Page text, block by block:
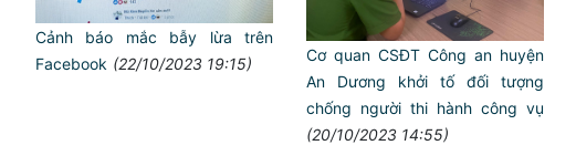
Cảnh báo mắc bẫy lừa trên
Facebook (22/10/2023 19:15)
Cơ quan CSĐT Công an huyện
An Dương khởi tố đối tượng
chống người thi hành công vụ
(20/10/2023 14:55)